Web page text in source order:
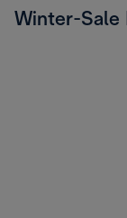
Winter-Sale